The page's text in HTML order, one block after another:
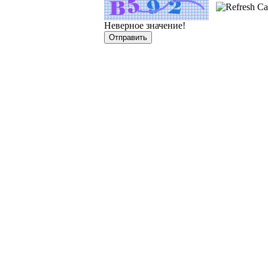
Неверное значение!